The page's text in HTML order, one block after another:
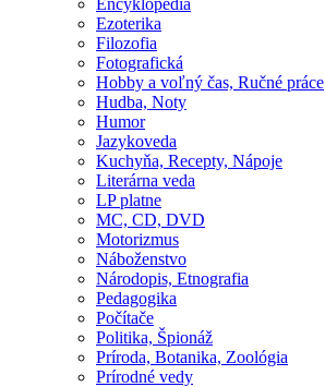
Encyklopédia
Ezoterika
Filozofia
Fotografická
Hobby a voľný čas, Ručné práce
Hudba, Noty
Humor
Jazykoveda
Kuchyňa, Recepty, Nápoje
Literárna veda
LP platne
MC, CD, DVD
Motorizmus
Náboženstvo
Národopis, Etnografia
Pedagogika
Počítače
Politika, Špionáž
Príroda, Botanika, Zoológia
Prírodné vedy